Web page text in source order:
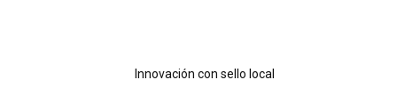
Innovación con sello local